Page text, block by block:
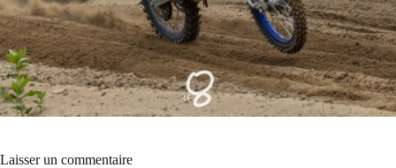
Laisser un commentaire